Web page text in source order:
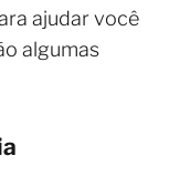
ajudar você
algumas